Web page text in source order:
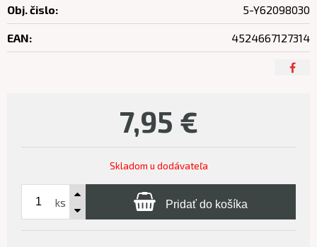
7,95 €
Skladom u dodávateľa
ks Pridať do košíka
Obj. čislo: 5-Y62098030
EAN: 4524667127314